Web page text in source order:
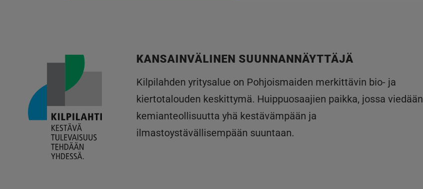
KANSAINVÄLINEN SUUNNANNÄYTTÄJÄ
Kilpilahden yritysalue on Pohjoismaiden merkittävin bio- ja
kiertotalouden keskittymä. Huippuosaajien paikka, jossa viedään
kemianteollisuutta yhä kestävämpään ja
ilmastoystävällisempään suuntaan.